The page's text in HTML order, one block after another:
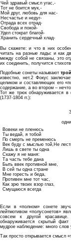
Чей здравый смысл угас,-
Тот не боится мук,-
Мой друг, любовь для нас-
Несчастье и недуг-
Отрада всех отрад-
Свобода и покой-
Удел стократ благой-
Хранить сердечный хлад-
Вы скажете: и что в них
читать на разные лады: и как
между собой не связаны, это
их соединить, получится
Подобные сонеты называют
известно, нет.2 Фокус
целиком и составляющих его
содержание, а во втором –
Тот же трюк обнаруживается в
(1737-1804 гг.):
Вовеки не пленюсь
Ты ведай, я тобой
По смерть не пременюсь
Век буду с мыслью той,Не
Лишь в свете ты одна
Скажу я не маня:
Та часть тебе дана
Быть ввек противной мне,
В сей ты одна стране
Мне горесть и беда,
Противен мне тот час,
Как зрю твоих взор глаз,
Смущаюся всегда
Если в «полном» сонете
лейтмотивом «полусонетов»
совсем к другой
обнаруживается скрытый
мудрое наблюдение: много слов
Так просто открывается смысл